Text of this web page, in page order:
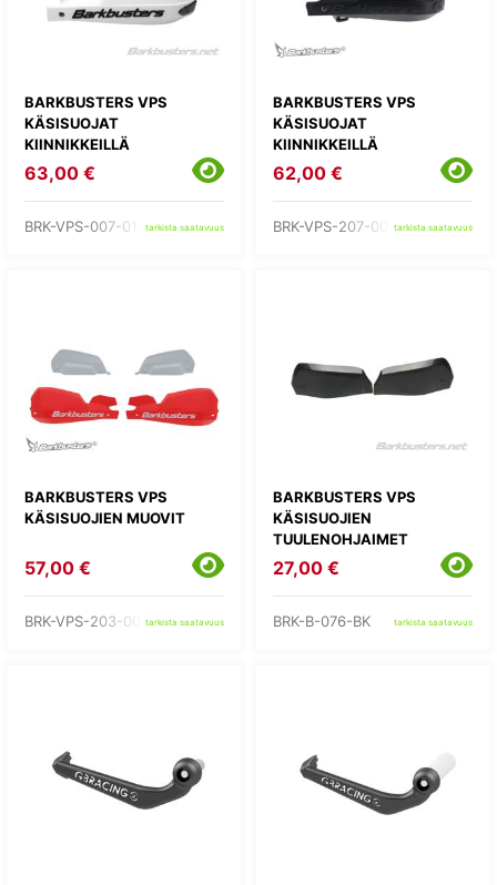
BARKBUSTERS VPS
KÄSISUOJAT
KIINNIKKEILLÄ
63,00 €
BRK-VPS-007-01-WHtarkista saatavuus
BARKBUSTERS VPS
KÄSISUOJAT
KIINNIKKEILLÄ
62,00 €
BRK-VPS-207-00-BBtarkista saatavuus
BARKBUSTERS VPS
KÄSISUOJIEN MUOVIT
57,00 €
BRK-VPS-203-00-RDtarkista saatavuus
BARKBUSTERS VPS
KÄSISUOJIEN
TUULENOHJAIMET
27,00 €
BRK-B-076-BK tarkista saatavuus